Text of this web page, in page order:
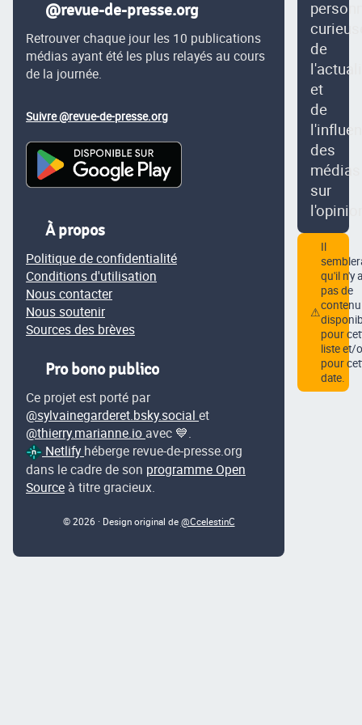
@revue-de-presse.org
Retrouver chaque jour les 10 publications
médias ayant été les plus relayés au cours
de la journée.
Suivre @revue-de-presse.org
À propos
Politique de confidentialité
Conditions d'utilisation
Nous contacter
Nous soutenir
Sources des brèves
Pro bono publico
Ce projet est porté par
@sylvainegarderet.bsky.social et
@thierry.marianne.io avec 💙.
Netlify héberge revue-de-presse.org
dans le cadre de son programme Open
Source à titre gracieux.
© 2026 · Design original de @CcelestinC
de
et
de
des
médias
sur
⚠
Il
qu'il n'y a
pas de
contenu
pour
liste et/
pour
date.